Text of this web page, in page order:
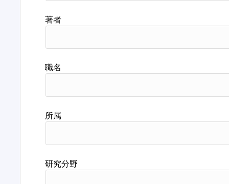
著者
職名
所属
研究分野